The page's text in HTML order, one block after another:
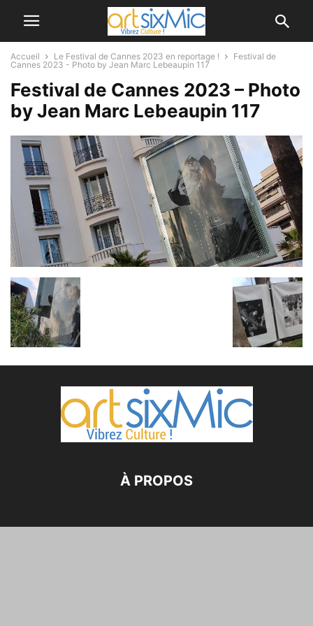
Accueil Le Festival de Cannes 2023 en reportage !
Festival de
Cannes 2023 - Photo by Jean Marc Lebeaupin 117
Festival de Cannes 2023 – Photo
by Jean Marc Lebeaupin 117
À PROPOS